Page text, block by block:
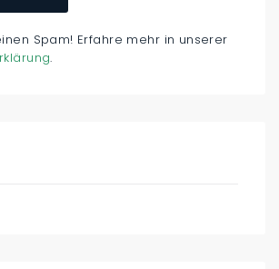
Spam! Erfahre mehr in unserer
.